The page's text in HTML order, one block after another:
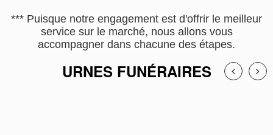
*** Puisque notre engagement est d'offrir le meilleur
service sur le marché, nous allons vous
accompagner dans chacune des étapes.
URNES FUNÉRAIRES